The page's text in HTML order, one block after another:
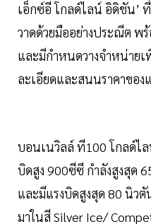
เอ็กซ์อี โกลด์ไลน์ อิดิชัน’
วาดด้วยมืออย่างประณีต พ
และมีกำหนดวางจำหน่าย
ละเอียดและสนนราคาของ
บอนเนวิลล์ ที100 โกลด์ไ
บิดสูง 900ซีซี กำลังสูงสุด
และมีแรงบิดสูงสุด 80 นิว
มาในสี Silver Ice/